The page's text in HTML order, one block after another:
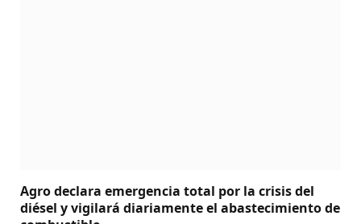
Agro declara emergencia total por la crisis del
diésel y vigilará diariamente el abastecimiento de